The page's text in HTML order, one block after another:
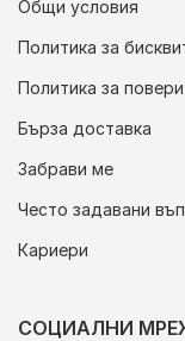
Общи условия
Политика за
Политика за
Бърза доставка
Забрави ме
Често задавани
Кариери
СОЦИАЛНИ